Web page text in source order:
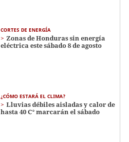
CORTES DE ENERGÍA
Zonas de Honduras sin energía
eléctrica este sábado 8 de agosto
¿CÓMO ESTARÁ EL CLIMA?
Lluvias débiles aisladas y calor de
hasta 40 C° marcarán el sábado